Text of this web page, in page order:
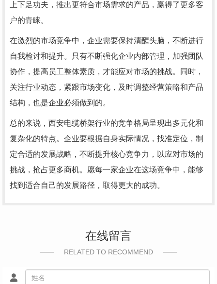
上下足功夫，推出更符合市场需求的产品，赢得了更多客
户的青睐。
在激烈的市场竞争中，企业需要保持清醒头脑，不断进行
自我检讨和提升。只有不断强化企业内部管理，加强团队
协作，提高员工整体素质，才能应对市场的挑战。同时，
关注行业动态，紧跟市场变化，及时调整经营策略和产品
结构，也是企业必须做到的。
总的来说，西安电缆桥架行业的竞争格局呈现出多元化和
复杂化的特点。企业要根据自身实际情况，找准定位，制
定合适的发展战略，不断提升核心竞争力，以应对市场的
挑战，抢占更多商机。愿每一家企业在这场竞争中，能够
找到适合自己的发展路径，取得更大的成功。
在线留言
RELATED TO RECOMMEND